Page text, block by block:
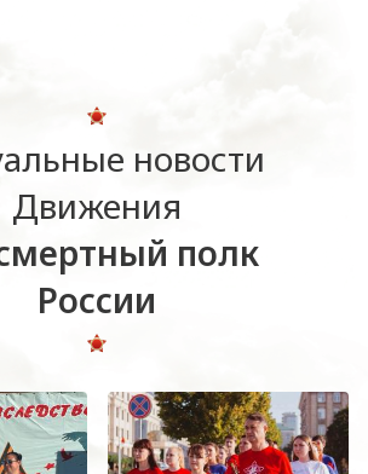
новости
Движения
полк
России